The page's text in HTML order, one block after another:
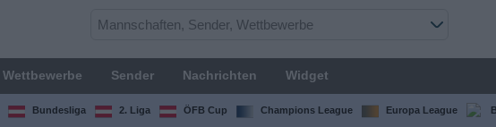
Wettbewerbe Sender Nachrichten Widget
Bundesliga 2. Liga ÖFB Cup Champions League Europa League